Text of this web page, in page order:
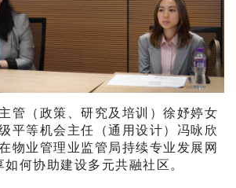
管（政策、研究及培训）徐妤婷女
平等机会主任（通用设计）冯咏欣
物业管理业监管局持续专业发展网
何协助建设多元共融社区。